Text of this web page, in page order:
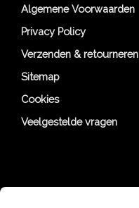
Algemene Voorwaarden
Privacy Policy
Verzenden & retourneren
Sitemap
Cookies
Veelgestelde vragen